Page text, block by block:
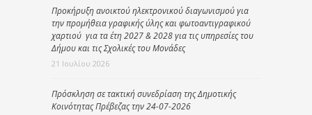
Προκήρυξη ανοικτού ηλεκτρονικού διαγωνισμού για
την προμήθεια γραφικής ύλης και φωτοαντιγραφικού
χαρτιού για τα έτη 2027 & 2028 για τις υπηρεσίες του
Δήμου και τις Σχολικές του Μονάδες
21 Ιουλίου 2026
Πρόσκληση σε τακτική συνεδρίαση της Δημοτικής
Κοινότητας Πρέβεζας την 24-07-2026